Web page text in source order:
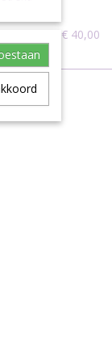
boven de € 40,00